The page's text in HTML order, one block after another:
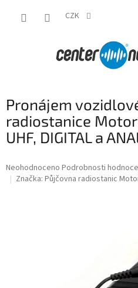
CZK
Pronájem
radiostanice
UHF, DIGITAL a
Průměrné
hodnocení
Neohodnoceno Podrobnosti
Značka: Půjčovna radiostanic